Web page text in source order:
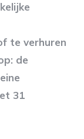
te verhuren
de
31